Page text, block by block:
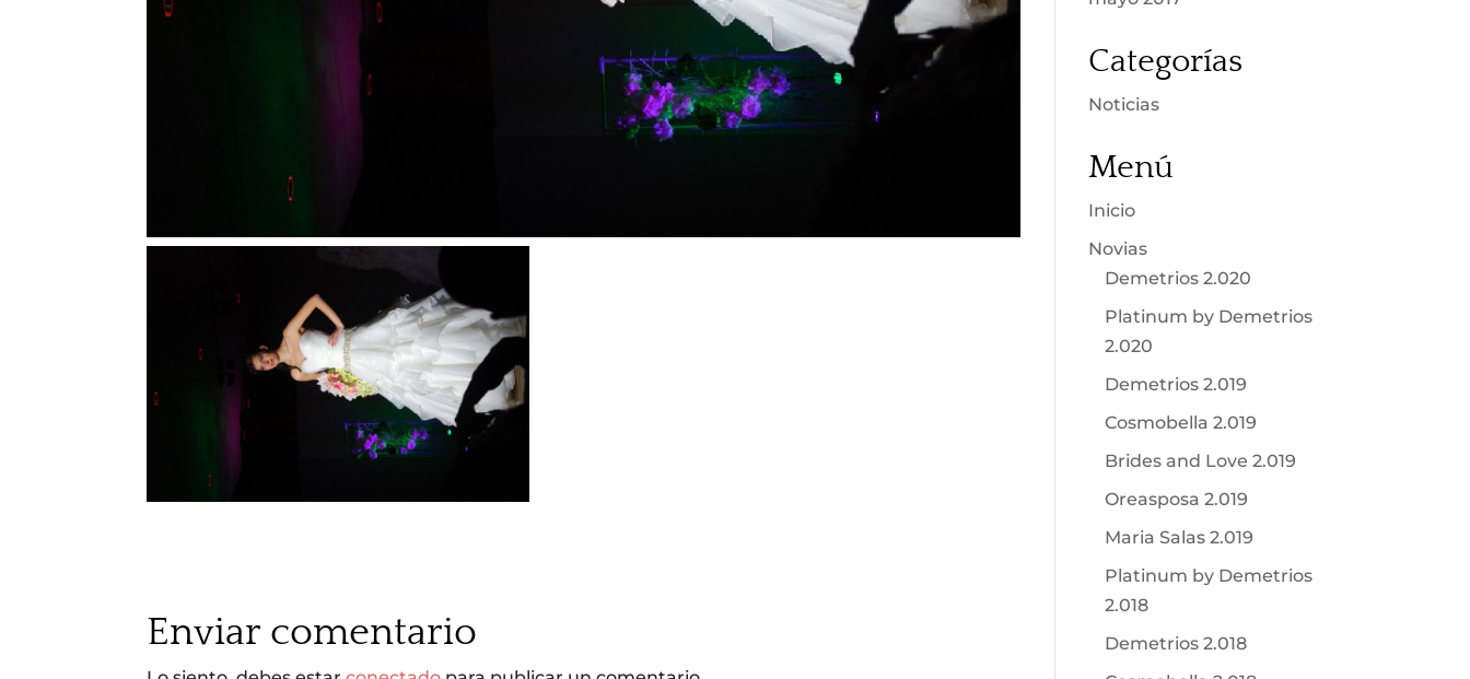
Enviar comentario
Categorías
Noticias
Menú
Inicio
Novias
Demetrios 2.020
Platinum by Demetrios
2.020
Demetrios 2.019
Cosmobella 2.019
Brides and Love 2.019
Oreasposa 2.019
Maria Salas 2.019
Platinum by Demetrios
2.018
Demetrios 2.018